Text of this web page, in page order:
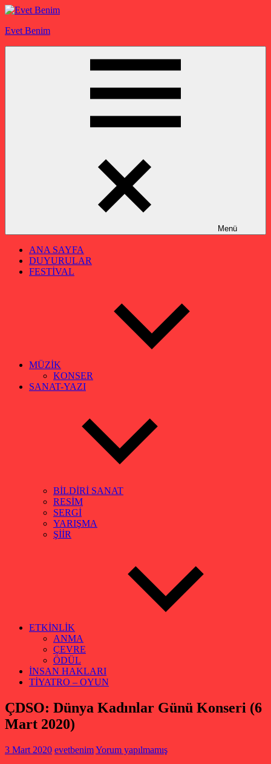
İçeriğe
Evet Benim
Menü
ANA SAYFA
DUYURULAR
FESTİVAL
MÜZİK
KONSER
SANAT-YAZI
BİLDİRİ SANAT
RESİM
SERGİ
YARIŞMA
ŞİİR
ETKİNLİK
ANMA
ÇEVRE
ÖDÜL
İNSAN HAKLARI
TİYATRO – OYUN
ÇDSO: Dünya Kadınlar Günü Konseri (6
Mart 2020)
3 Mart 2020 evetbenimYorum yapılmamış